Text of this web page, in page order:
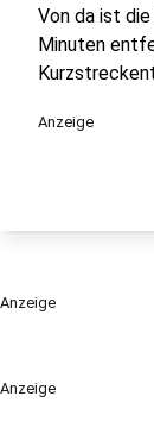
Anzeige
Von da ist
Minuten
Anzeige
Anzeige